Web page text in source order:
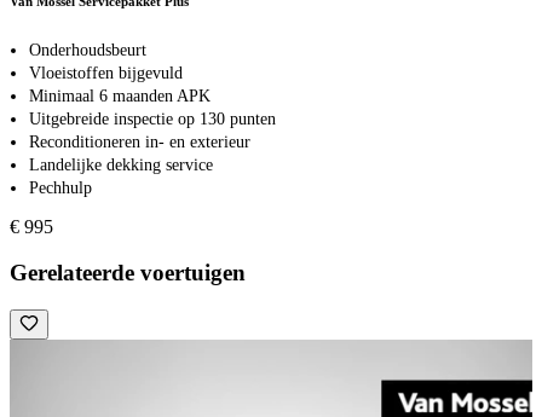
Onderhoudsbeurt
Vloeistoffen bijgevuld
Minimaal 6 maanden APK
Uitgebreide inspectie op 130 punten
Reconditioneren in- en exterieur
Landelijke dekking service
Pechhulp
€ 995
Gerelateerde voertuigen